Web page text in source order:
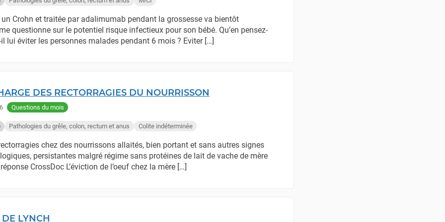
Crohn et traitée par adalimumab pendant la grossesse va bientôt
questionne sur le potentiel risque infectieux pour son bébé. Qu’en pensez-
lui éviter les personnes malades pendant 6 mois ? Eviter […]
DES RECTORRAGIES DU NOURRISSON
Questions du mois
Pathologies du grêle, colon, rectum et anus Colite indéterminée
chez des nourrissons allaités, bien portant et sans autres signes
persistantes malgré régime sans protéines de lait de vache de mère
CrossDoc L’éviction de l’oeuf chez la mère […]
LYNCH